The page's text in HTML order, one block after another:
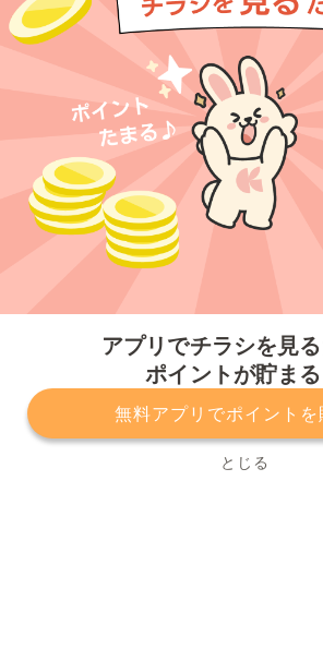
アプリでチラシを見
ポイントが貯まる
無料アプリでポイントを
とじる
プライバシーポリシー 利用規約
サービスに関してのお問い合わせ